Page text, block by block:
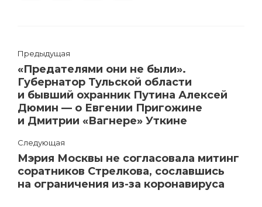
Предыдущая
«Предателями они не были».
Губернатор Тульской области
и бывший охранник Путина Алексей
Дюмин — о Евгении Пригожине
и Дмитрии «Вагнере» Уткине
Следующая
Мэрия Москвы не согласовала митинг
соратников Стрелкова, сославшись
на ограничения из-за коронавируса